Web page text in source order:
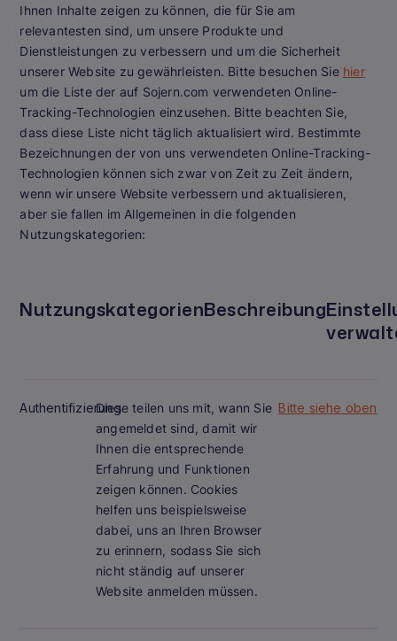
Ihnen Inhalte zeigen zu können, die für Sie am
relevantesten sind, um unsere Produkte und
Dienstleistungen zu verbessern und um die Sicherheit
unserer Website zu gewährleisten. Bitte besuchen Sie hier
um die Liste der auf Sojern.com verwendeten Online-
Tracking-Technologien einzusehen. Bitte beachten Sie,
dass diese Liste nicht täglich aktualisiert wird. Bestimmte
Bezeichnungen der von uns verwendeten Online-Tracking-
Technologien können sich zwar von Zeit zu Zeit ändern,
wenn wir unsere Website verbessern und aktualisieren,
aber sie fallen im Allgemeinen in die folgenden
Nutzungskategorien:
NutzungskategorienBeschreibung
AuthentifizierungDiese teilen uns mit, wann Sie
angemeldet sind, damit wir
Ihnen die entsprechende
Erfahrung und Funktionen
zeigen können. Cookies
helfen uns beispielsweise
dabei, uns an Ihren Browser
zu erinnern, sodass Sie sich
nicht ständig auf unserer
Website anmelden müssen.
Bitte siehe oben